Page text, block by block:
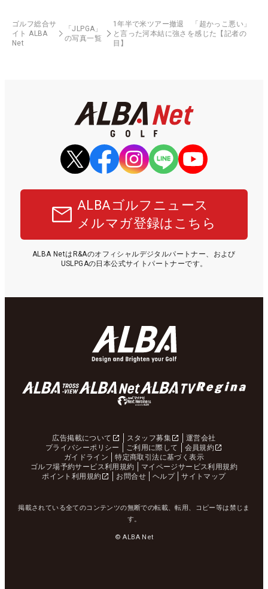
ゴルフ総合サ
イト ALBA
Net
「JLPGA」
の写真一覧
1年半で米ツアー撤退 「超かっこ悪い」
と言った河本結に強さを感じた【記者の
目】
ALBAゴルフニュース
メルマガ登録はこちら
ALBA NetはR&Aのオフィシャルデジタルパートナー、および
USLPGAの日本公式サイトパートナーです。
広告掲載について スタッフ募集
運営会社
プライバシーポリシー
ご利用に際して
会員規約
ガイドライン
特定商取引法に基づく表示
ゴルフ場予約サービス利用規約
マイページサービス利用規約
ポイント利用規約
お問合せ ヘルプ サイトマップ
掲載されている全てのコンテンツの無断での転載、転用、コピー等は禁じま
す。
© ALBA Net